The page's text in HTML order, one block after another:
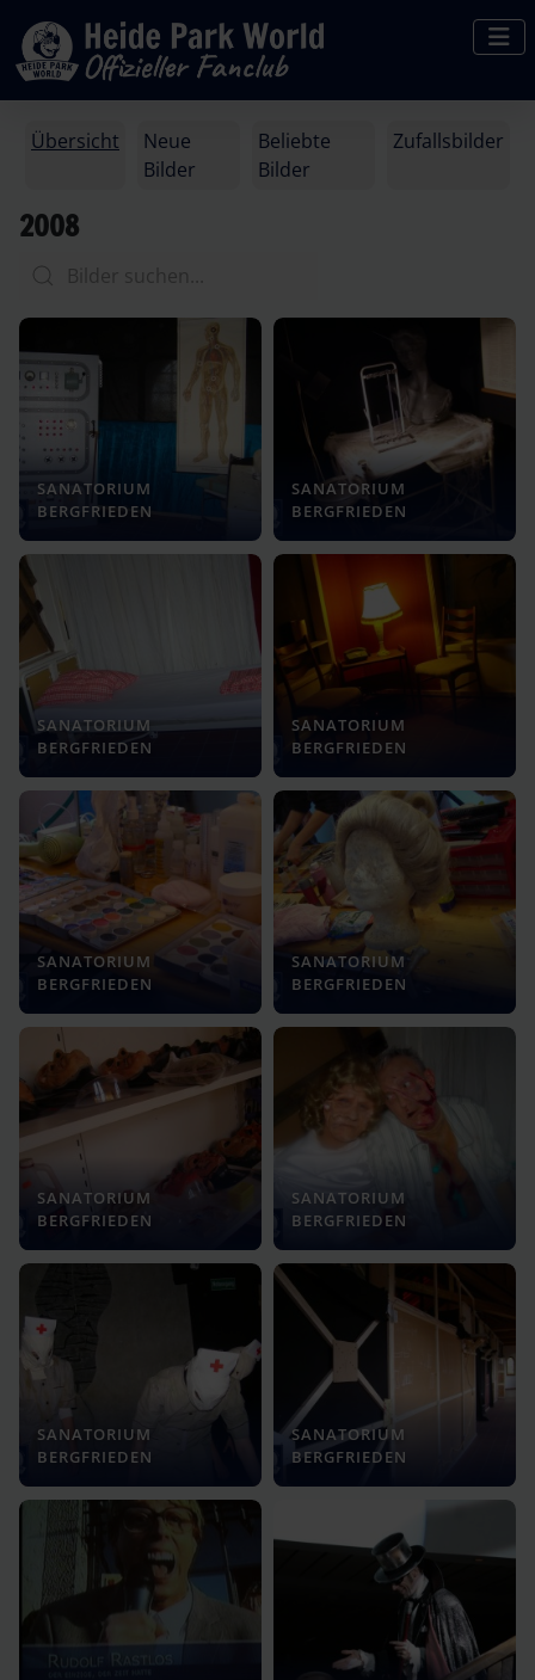
Übersicht
Neue
Bilder
Beliebte
Bilder
Zufallsbilder
2008
SANATORIUM
BERGFRIEDEN
SANATORIUM
BERGFRIEDEN
SANATORIUM
BERGFRIEDEN
SANATORIUM
BERGFRIEDEN
SANATORIUM
BERGFRIEDEN
SANATORIUM
BERGFRIEDEN
SANATORIUM
BERGFRIEDEN
SANATORIUM
BERGFRIEDEN
SANATORIUM
BERGFRIEDEN
SANATORIUM
BERGFRIEDEN